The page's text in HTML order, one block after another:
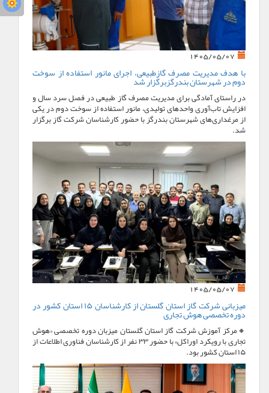
با هدف مدیریت مصرف گازطبیعی، اجرای مانور استفاده از سوخت
دوم در شهرستان بندرگزبرگزار شد
در راستای آمادگی برای مدیریت مصرف گاز طبیعی در فصل سرد سال و
افزایش تاب‌آوری واحدهای تولیدی، مانور استفاده از سوخت دوم در یکی
از مرغداری‌های شهرستان بندرگز با حضور کارشناسان شرکت گاز برگزار
شد.
میزبانی شرکت گاز استان گلستان از کارشناسان ۱۵ استان کشور در
دوره تخصصی هوش تجاری
🔸مرکز آموزش شرکت گاز استان گلستان میزبان دوره تخصصی «هوش
تجاری با رویکرد اوراکل» با حضور ۳۳ نفر از کارشناسان فناوری اطلاعات از
۱۵ استان کشور بود.